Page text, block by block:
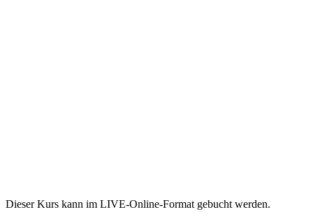
Dieser Kurs kann im LIVE-Online-Format gebucht werden.